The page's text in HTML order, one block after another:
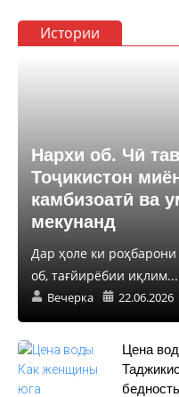
Истории
Нархи об. Чӣ
Тоҷикистон
камбизоатӣ ва
мекунанд
Дар ҳоле ки
об, тағйирёбии иқлим...
Вечерка 22.06.2026
Цена